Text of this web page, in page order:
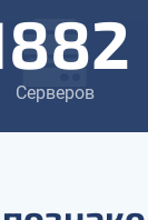
Серверов